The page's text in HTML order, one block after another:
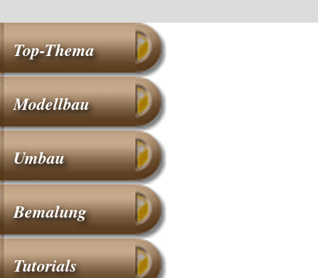
Top-Thema
Modellbau
Umbau
Bemalung
Tutorials